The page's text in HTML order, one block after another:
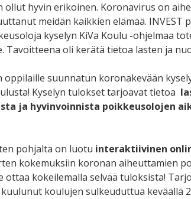
ollut hyvin erikoinen. Koronavirus on
meidän kaikkien elämää. INVEST
kyselyn KiVa Koulu -ohjelmaa
Tavoitteena oli kerätä tietoa lasten ja
oppilaille suunnatun koronakevään
Kyselyn tulokset tarjoavat tietoa
ja hyvinvoinnista poikkeusolojen
pohjalta on luotu interaktiivinen
kokemuksiin koronan aiheuttamien
ottaa kokeilemalla selvää tuloksista!
koulujen sulkeuduttua keväällä